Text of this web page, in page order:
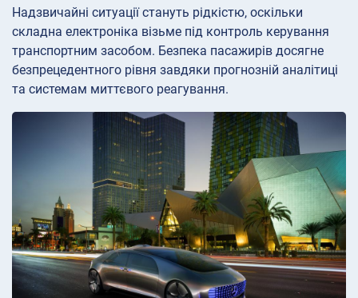
Надзвичайні ситуації стануть рідкістю, оскільки
складна електроніка візьме під контроль керування
транспортним засобом. Безпека пасажирів досягне
безпрецедентного рівня завдяки прогнозній аналітиці
та системам миттєвого реагування.